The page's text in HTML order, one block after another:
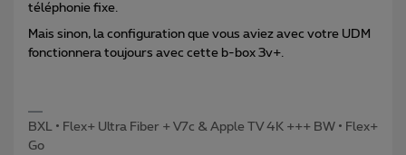
téléphonie fixe.
Mais sinon, la configuration que vous aviez avec votre UDM
fonctionnera toujours avec cette b-box 3v+.
BXL • Flex+ Ultra Fiber + V7c & Apple TV 4K +++ BW • Flex+
Go